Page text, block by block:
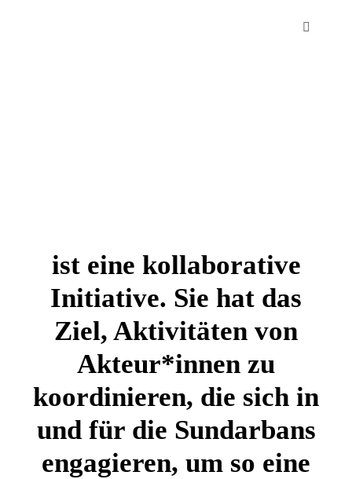
Toggle
ist eine kollaborative
Initiative. Sie hat das
Ziel, Aktivitäten von
Akteur*innen zu
koordinieren, die sich in
und für die Sundarbans
engagieren, um so eine